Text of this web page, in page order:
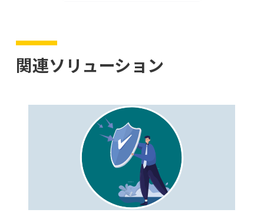
関連ソリューション